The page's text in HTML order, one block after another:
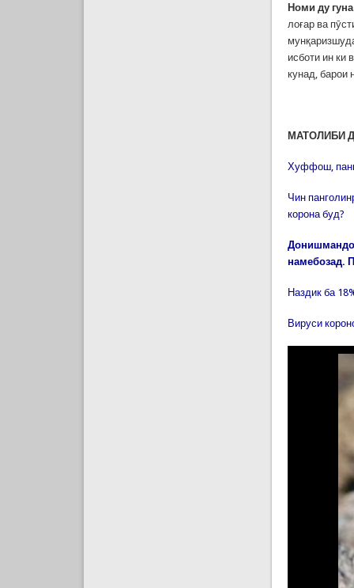
Номи ду
лоғар ва
исботи ин ки
кунад, барои
МАТОЛИБИ
Хуффош,
Чин
корона буд?
намебозад.
Наздик ба
Вируси